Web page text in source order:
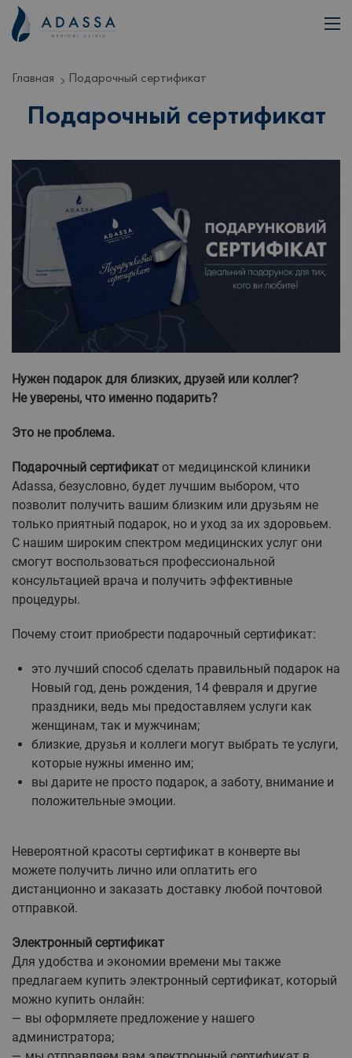
Главная Подарочный сертификат
Подарочный сертификат
Нужен подарок для близких, друзей или коллег?
Не уверены, что именно подарить?
Это не проблема.
Подарочный сертификат от медицинской клиники
Adassa, безусловно, будет лучшим выбором, что
позволит получить вашим близким или друзьям не
только приятный подарок, но и уход за их здоровьем.
С нашим широким спектром медицинских услуг они
смогут воспользоваться профессиональной
консультацией врача и получить эффективные
процедуры.
Почему стоит приобрести подарочный сертификат:
это лучший способ сделать правильный подарок на
Новый год, день рождения, 14 февраля и другие
праздники, ведь мы предоставляем услуги как
женщинам, так и мужчинам;
близкие, друзья и коллеги могут выбрать те услуги,
которые нужны именно им;
вы дарите не просто подарок, а заботу, внимание и
положительные эмоции.
Невероятной красоты сертификат в конверте вы
можете получить лично или оплатить его
дистанционно и заказать доставку любой почтовой
отправкой.
Электронный сертификат
Для удобства и экономии времени мы также
предлагаем купить электронный сертификат, который
можно купить онлайн:
— вы оформляете предложение у нашего
администратора;